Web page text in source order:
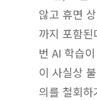
않고 휴면
까지 포함
번 AI 학습
이 사실상
의를 철회